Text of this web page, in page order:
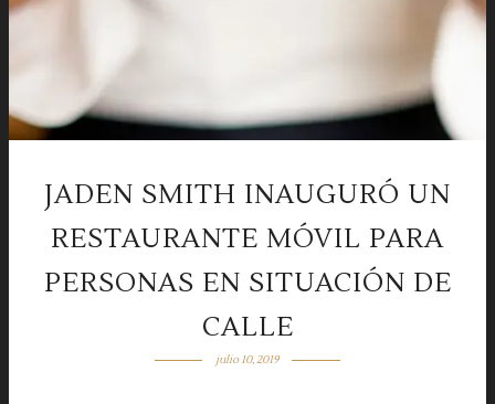
JADEN SMITH INAUGURÓ UN
RESTAURANTE MÓVIL PARA
PERSONAS EN SITUACIÓN DE
CALLE
julio 10, 2019